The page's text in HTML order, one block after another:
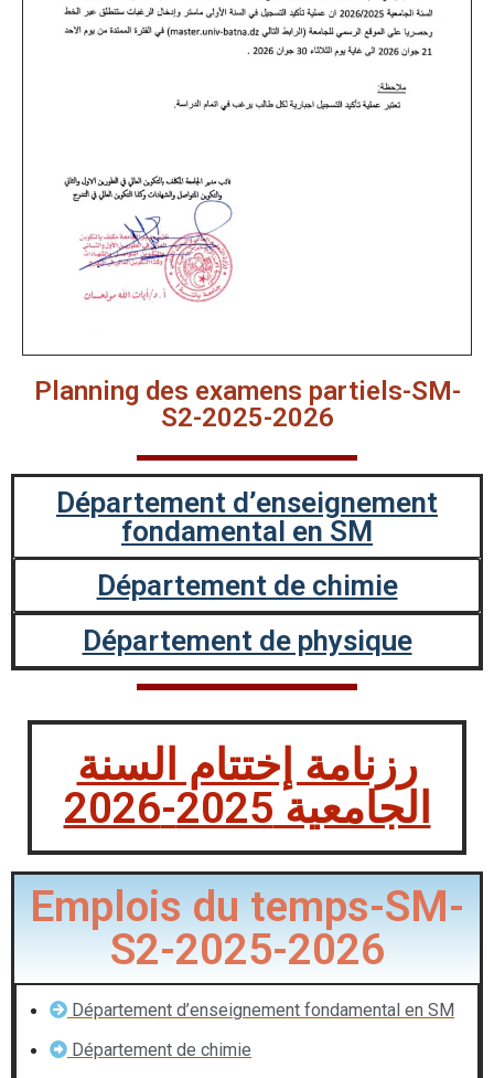
Planning des examens partiels-SM-
S2-2025-2026
Département d’enseignement
fondamental en SM
Département de chimie
Département de physique
رزنامة إختتام السنة
الجامعية 2025-2026
Emplois du temps-SM-
S2-2025-2026
Département d’enseignement fondamental en SM
Département de chimie